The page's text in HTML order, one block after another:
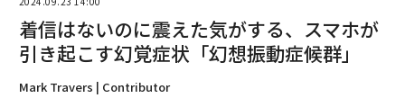
着信はないのに震えた気がする、スマホが
引き起こす幻覚症状「幻想振動症候群」
Mark Travers | Contributor